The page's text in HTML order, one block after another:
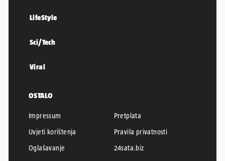
LifeStyle
Sci/Tech
Viral
OSTALO
Impressum
Pretplata
Uvjeti korištenja
Pravila privatnosti
Oglašavanje
24sata.biz